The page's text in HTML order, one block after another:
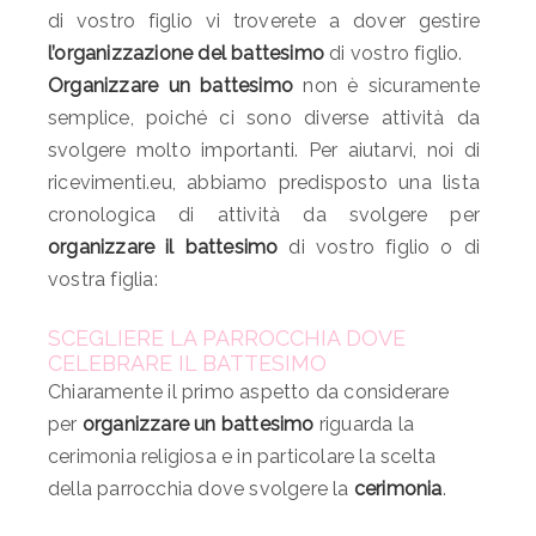
di vostro figlio vi troverete a dover gestire
l’organizzazione del battesimo di vostro figlio.
Organizzare un battesimo non è sicuramente
semplice, poiché ci sono diverse attività da
svolgere molto importanti. Per aiutarvi, noi di
ricevimenti.eu, abbiamo predisposto una lista
cronologica di attività da svolgere per
organizzare il battesimo di vostro figlio o di
vostra figlia:
SCEGLIERE LA PARROCCHIA DOVE
CELEBRARE IL BATTESIMO
Chiaramente il primo aspetto da considerare
per organizzare un battesimo riguarda la
cerimonia religiosa e in particolare la scelta
della parrocchia dove svolgere la cerimonia.